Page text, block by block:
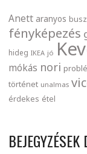
Anett aranyos busz
fényképezés
hideg IKEA jó
mókás nori
történet unalmas
érdekes étel